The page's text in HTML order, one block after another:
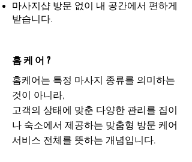
마사지샵 방문 없이 내 공간에서 편하게
받습니다.
홈케어?
홈케어는 특정 마사지 종류를 의미하는
것이 아니라,
고객의 상태에 맞춘 다양한 관리를 집이
나 숙소에서 제공하는 맞춤형 방문 케어
서비스 전체를 뜻하는 개념입니다.